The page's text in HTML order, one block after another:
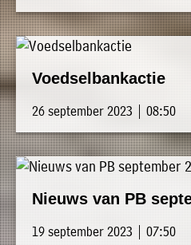
Voedselbankactie
26 september 2023 | 08:50
Nieuws van PB
19 september 2023 | 07:50